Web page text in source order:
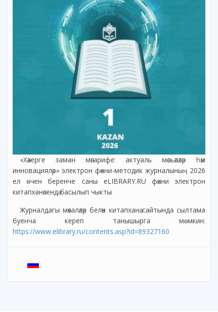
«Хәзерге заман мәгарифе: актуаль мәсьәләләр һәм
инновацияләр» электрон фәнни-методик журналының 2026
ел өчен беренче саны eLIBRARY.RU фәнни электрон
китапханәсендә басылып чыкты
Журналдагы мәкаләләр белән китапханә сайтында сылтама
буенча кереп танышырга мөмкин:
https://www.elibrary.ru/contents.asp?id=89327160